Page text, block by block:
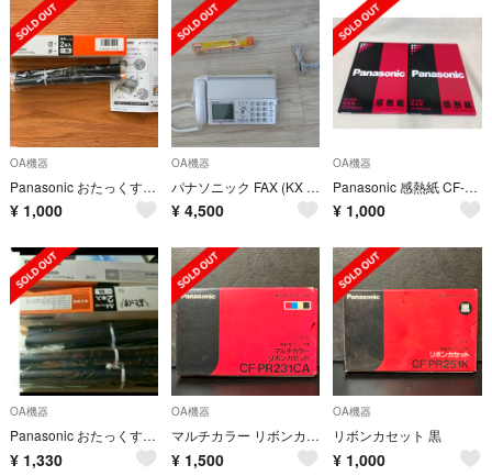
OA機器
Panasonic おたっくす パーソナルファックス用インクフィルム
¥ 1,000
OA機器
パナソニック FAX (KX PZ 310 S)
¥ 4,500
OA機器
Panasonic 感熱紙 CF-PP945AS 100枚入 2セット 未使用
¥ 1,000
OA機器
Panasonic おたっくすパーソナルファクス用 インクフィルム同種3本
¥ 1,330
OA機器
マルチカラー リボンカセット 熱転写
¥ 1,500
OA機器
リボンカセット 黒
¥ 1,000